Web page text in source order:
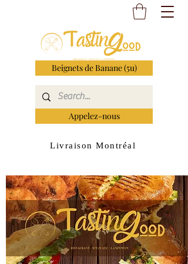
Beignets de Banane (5u)
Appelez-nous
Livraison Montréal